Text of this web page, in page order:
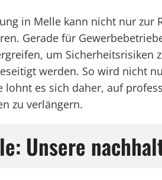
in Melle kann nicht nur zur
Gerade für
um
werden. So wird nicht
lohnt es sich daher, auf
zu verlängern.
Unsere